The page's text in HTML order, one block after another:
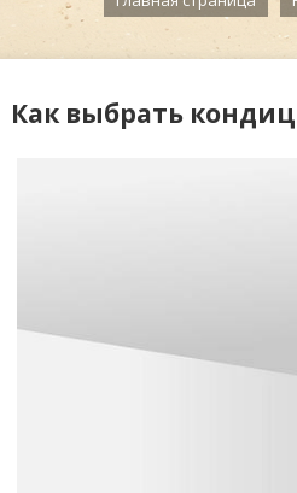
Как выбрать